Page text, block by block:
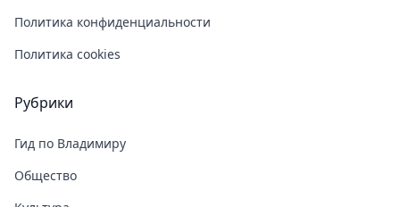
Политика конфиденциальности
Политика cookies
Рубрики
Гид по Владимиру
Общество